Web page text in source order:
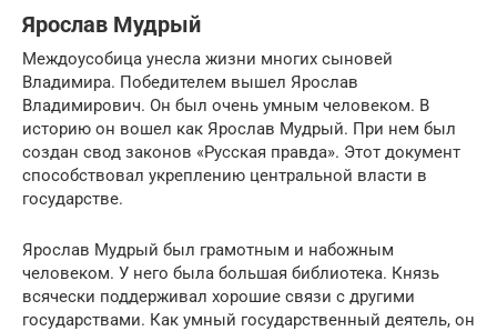
Ярослав Мудрый
Междоусобица унесла жизни многих сыновей
Владимира. Победителем вышел Ярослав
Владимирович. Он был очень умным человеком. В
историю он вошел как Ярослав Мудрый. При нем был
создан свод законов «Русская правда». Этот документ
способствовал укреплению центральной власти в
государстве.
Ярослав Мудрый был грамотным и набожным
человеком. У него была большая библиотека. Князь
всячески поддерживал хорошие связи с другими
государствами. Как умный государственный деятель, он